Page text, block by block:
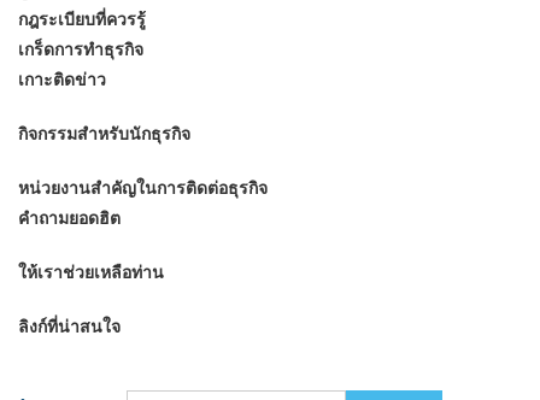
กฎระเบียบที่ควรรู้
เกร็ดการทำธุรกิจ
เกาะติดข่าว
กิจกรรมสำหรับนักธุรกิจ
หน่วยงานสำคัญในการติดต่อธุรกิจ
คำถามยอดฮิต
ให้เราช่วยเหลือท่าน
ลิงก์ที่น่าสนใจ